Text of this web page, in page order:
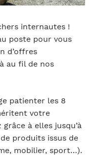
internautes !
poste pour vous
d’offres
au fil de nos
patienter les 8
votre
à elles jusqu’à
produits issus de
mobilier, sport…).